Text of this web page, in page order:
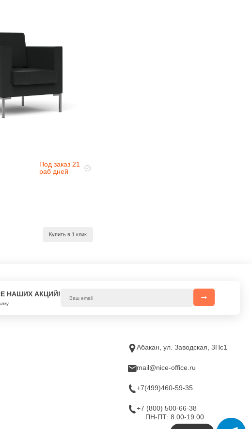
Под заказ 21
раб дней
Купить в 1 клик
НАШИХ АКЦИЙ!
Абакан, ул. Заводская, 3Пс1
mail@nice-office.ru
+7(499)460-59-35
+7 (800) 500-66-38
ПН-ПТ: 8.00-19.00